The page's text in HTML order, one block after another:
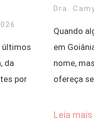
últimos
da
por
Dra.
Quando
em
nome,
ofereça
Leia mais